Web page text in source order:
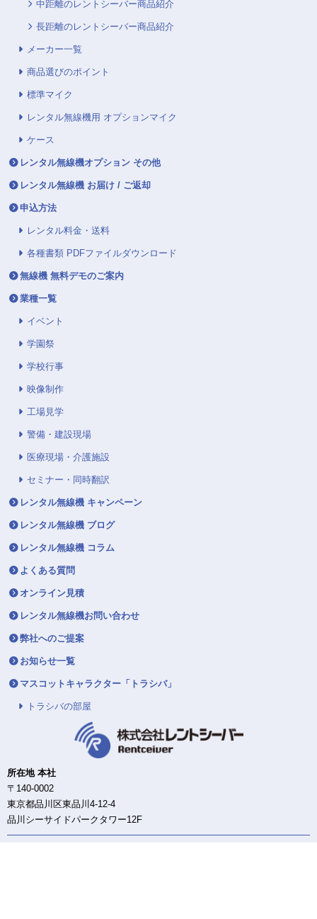
中距離のレントシーバー商品紹介
長距離のレントシーバー商品紹介
メーカー一覧
商品選びのポイント
標準マイク
レンタル無線機用 オプションマイク
ケース
レンタル無線機オプション その他
レンタル無線機 お届け / ご返却
申込方法
レンタル料金・送料
各種書類 PDFファイルダウンロード
無線機 無料デモのご案内
業種一覧
イベント
学園祭
学校行事
映像制作
工場見学
警備・建設現場
医療現場・介護施設
セミナー・同時翻訳
レンタル無線機 キャンペーン
レンタル無線機 ブログ
レンタル無線機 コラム
よくある質問
オンライン見積
レンタル無線機お問い合わせ
弊社へのご提案
お知らせ一覧
マスコットキャラクター「トラシバ」
トラシバの部屋
所在地 本社
〒140-0002
東京都品川区東品川4-12-4
品川シーサイドパークタワー12F